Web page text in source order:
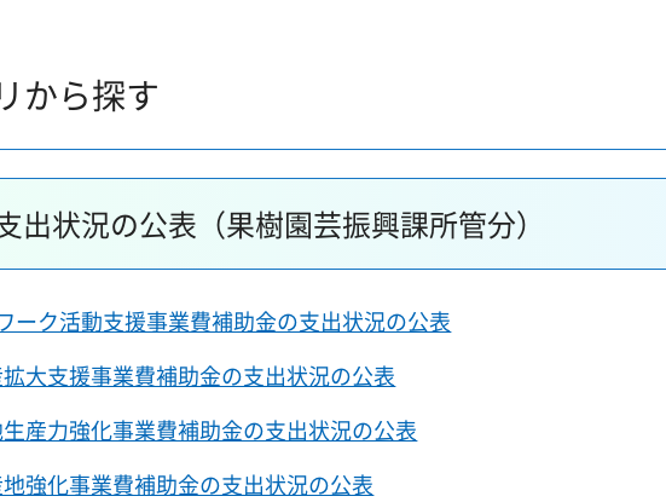
から探す
出状況の公表（果樹園芸振興課所管分）
ーク活動支援事業費補助金の支出状況の公表
大支援事業費補助金の支出状況の公表
産力強化事業費補助金の支出状況の公表
強化事業費補助金の支出状況の公表